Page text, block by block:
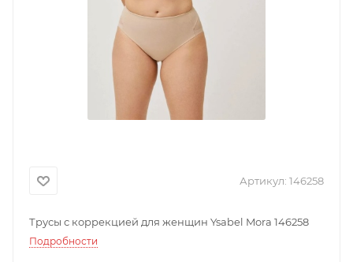
Артикул: 146258
Трусы с коррекцией для женщин Ysabel Mora 146258
Подробности